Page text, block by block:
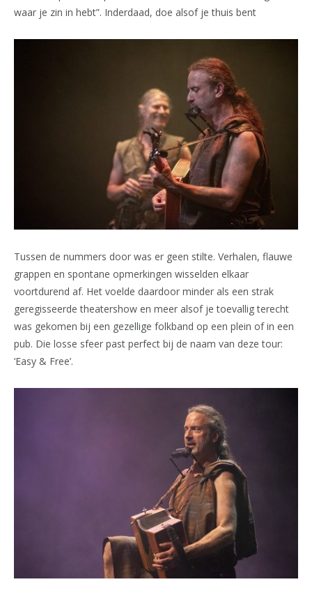
waar je zin in hebt”. Inderdaad, doe alsof je thuis bent
Tussen de nummers door was er geen stilte. Verhalen, flauwe
grappen en spontane opmerkingen wisselden elkaar
voortdurend af. Het voelde daardoor minder als een strak
geregisseerde theatershow en meer alsof je toevallig terecht
was gekomen bij een gezellige folkband op een plein of in een
pub. Die losse sfeer past perfect bij de naam van deze tour:
‘Easy & Free’.